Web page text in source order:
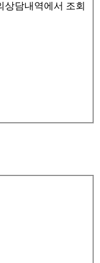
상담내역에서 조회